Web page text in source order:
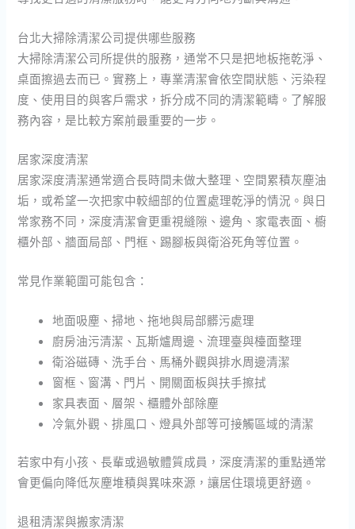
台北大掃除清潔公司提供哪些服務
大掃除清潔公司所提供的服務，通常不只是把地板拖乾淨、
桌面擦過去而已。實務上，專業清潔會依空間狀態、污染程
度、使用目的與客戶需求，拆分成不同的清潔範疇。了解服
務內容，是比較方案前最重要的一步。
居家深度清潔
居家深度清潔通常適合長時間未做大整理、空間累積灰塵油
垢，或希望一次把家中較細部的位置處理乾淨的情況。與日
常家務不同，深度清潔會更重視縫隙、邊角、家電表面、櫥
櫃外部、牆面局部、門框、踢腳板與衛浴死角等位置。
常見作業範圍可能包含：
地面吸塵、掃地、拖地與局部髒污處理
廚房油污清潔、瓦斯爐周邊、流理臺與檯面整理
衛浴磁磚、洗手台、馬桶外觀與排水周邊清潔
窗框、窗溝、門片、開關面板與扶手擦拭
家具表面、層架、櫃體外部除塵
冷氣外觀、排風口、燈具外部等可接觸區域的清潔
若家中有小孩、長輩或過敏體質成員，深度清潔的重點通常
會更偏向降低灰塵堆積與異味來源，讓居住環境更舒適。
退租清潔與搬家清潔